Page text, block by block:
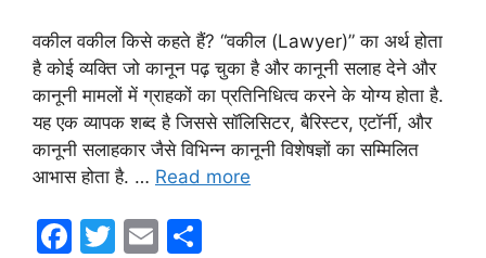
वकील वकील किसे कहते हैं? “वकील (Lawyer)” का अर्थ होता
है कोई व्यक्ति जो कानून पढ़ चुका है और कानूनी सलाह देने और
कानूनी मामलों में ग्राहकों का प्रतिनिधित्व करने के योग्य होता है.
यह एक व्यापक शब्द है जिससे सॉलिसिटर, बैरिस्टर, एटॉर्नी, और
कानूनी सलाहकार जैसे विभिन्न कानूनी विशेषज्ञों का सम्मिलित
आभास होता है. … Read more
F
T
E